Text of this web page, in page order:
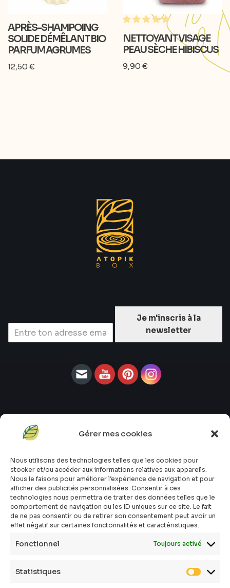
Gérer mes cookies
Nous utilisons des technologies telles que les cookies pour
stocker et/ou accéder aux informations relatives aux appareils.
Nous le faisons pour améliorer l’expérience de navigation et pour
afficher des publicités personnalisées. Consentir à ces
technologies nous permettra de traiter des données telles que le
comportement de navigation ou les ID uniques sur ce site. Le fait
de ne pas consentir ou de retirer son consentement peut avoir un
effet négatif sur certaines fonctonnalités et caractéristiques.
Fonctionnel Toujours activé
Statistiques
APRÈS-SHAMPOING
SOLIDE DÉMÊLANT BIO
PARFUM AGRUMES
12,50€
NETTOYANT VISAGE
PEAU SÈCHE HIBISCUS
9,90€
Je m'inscris à la
newsletter
#atopik_fr
#atopik_tests
#atopik_community
Qui sommes-nous ?
Mon compte
Contact
E-shop
Toutes les box